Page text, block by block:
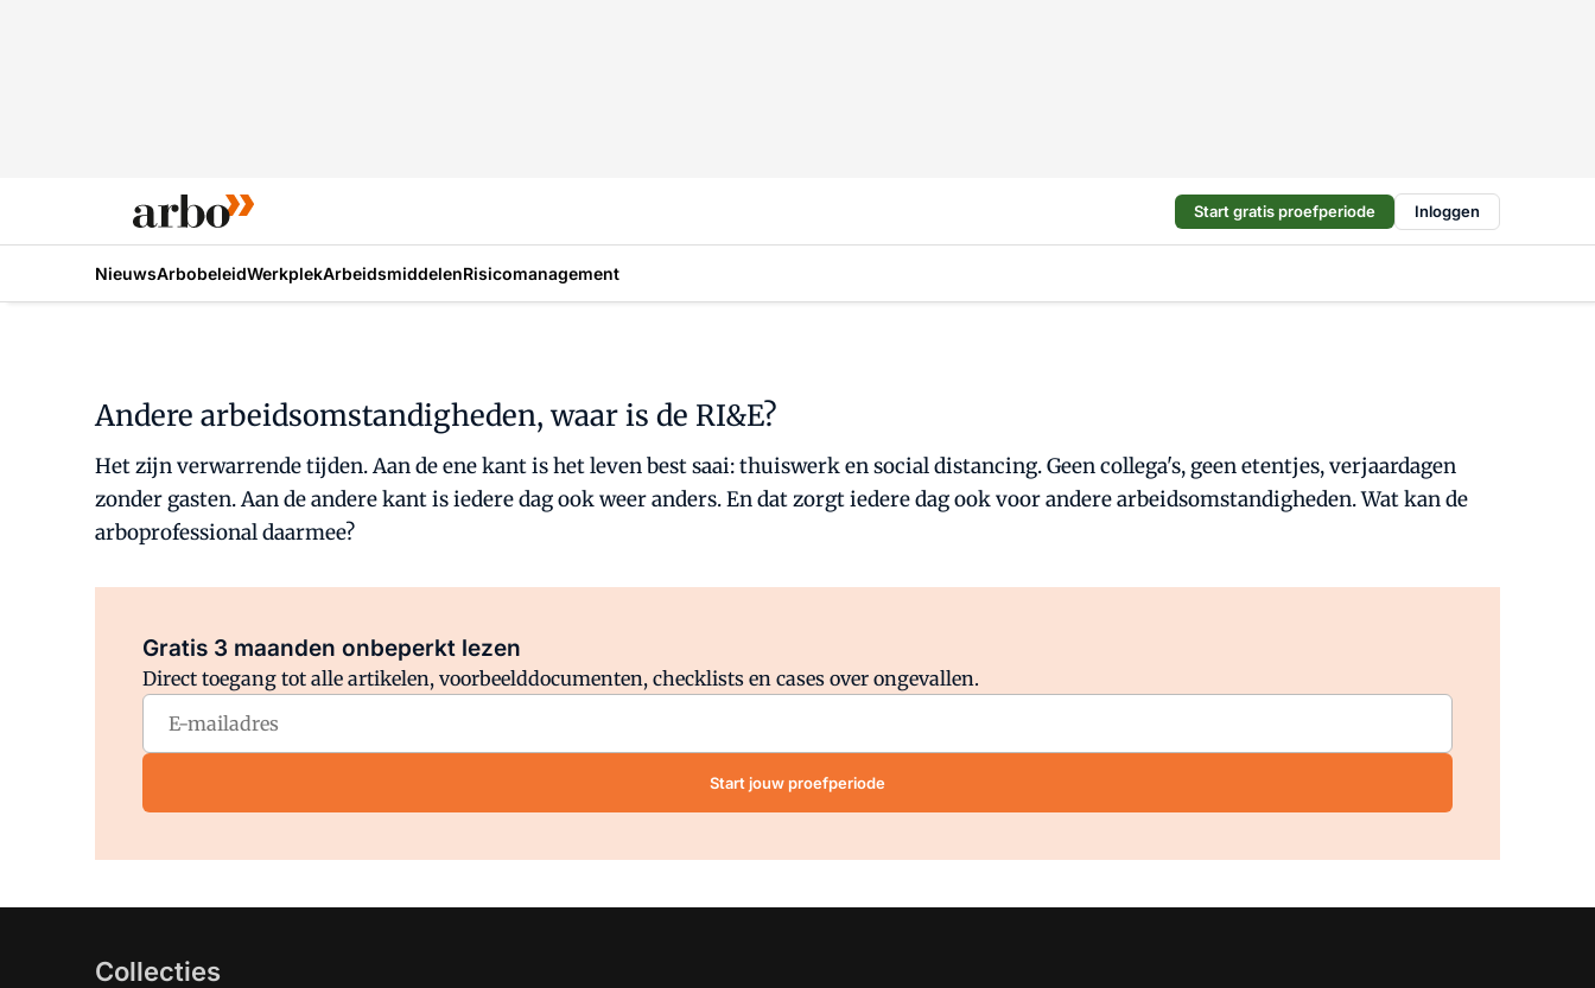
Start gratis proefperiode Inloggen
NieuwsArbobeleidWerkplekArbeidsmiddelenRisicomanagement
Andere arbeidsomstandigheden, waar is de RI&E?
Het zijn verwarrende tijden. Aan de ene kant is het leven best saai: thuiswerk en social distancing. Geen collega's, geen etentjes, verjaardagen
zonder gasten. Aan de andere kant is iedere dag ook weer anders. En dat zorgt iedere dag ook voor andere arbeidsomstandigheden. Wat kan de
arboprofessional daarmee?
Gratis 3 maanden onbeperkt lezen
Direct toegang tot alle artikelen, voorbeelddocumenten, checklists en cases over ongevallen.
Start jouw proefperiode
Collecties